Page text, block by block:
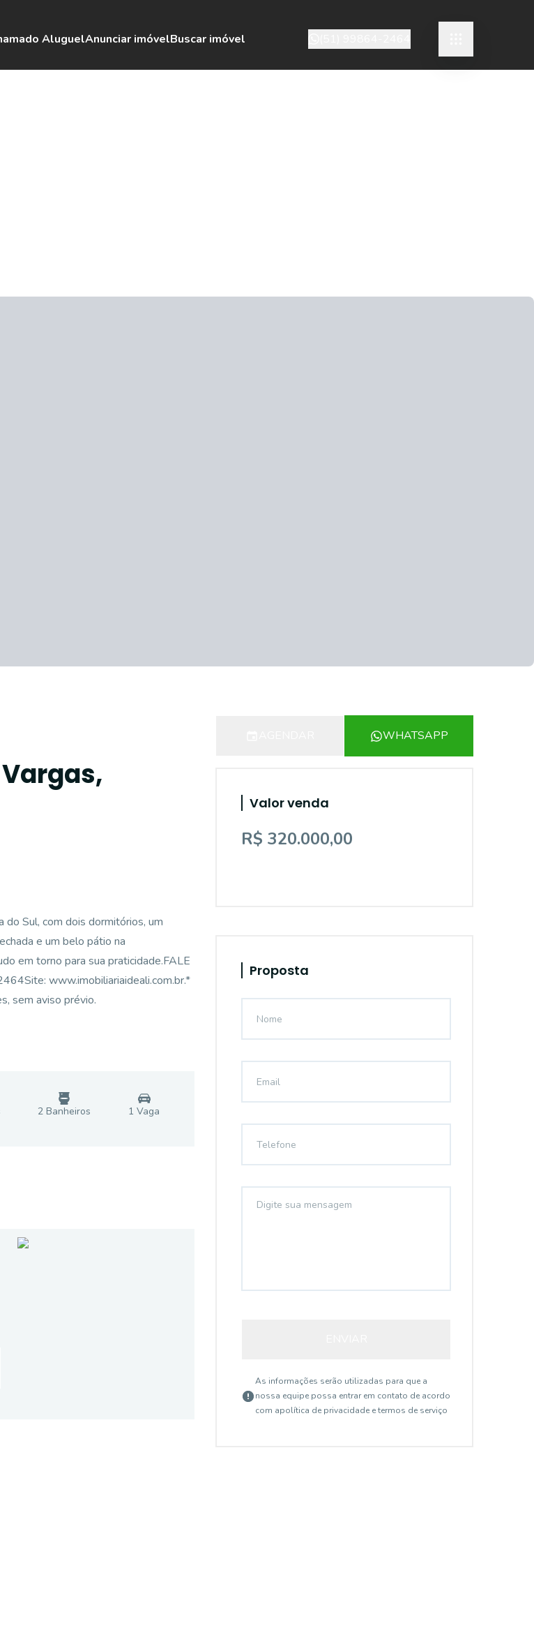
AluguelAnunciar imóvelBuscar imóvel
do Sul, com dois dormitórios, um
e um belo pátio na
em torno para sua praticidade.FALE
www.imobiliariaideali.com.br.*
sem aviso prévio.
2 Banheiros 1 Vaga
WHATSAPP
Valor venda
R$ 320.000,00
Proposta
As informações serão utilizadas para que a
nossa equipe possa entrar em contato de acordo
com apolítica de privacidade e termos de serviço